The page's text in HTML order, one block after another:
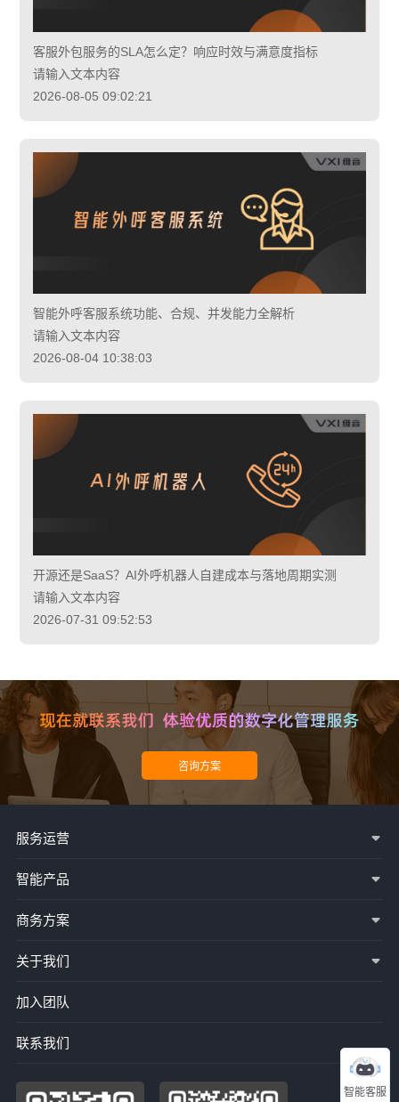
客服外包服务的SLA怎么定？响应时效与满意度指标
请输入文本内容
2026-08-05 09:02:21
智能外呼客服系统功能、合规、并发能力全解析
请输入文本内容
2026-08-04 10:38:03
开源还是SaaS？AI外呼机器人自建成本与落地周期实测
请输入文本内容
2026-07-31 09:52:53
智能客服
服务运营
智能产品
商务方案
关于我们
加入团队
联系我们